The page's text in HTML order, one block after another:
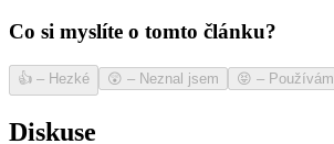
Co si myslíte o tomto článku?
👍 – Hezké 😲 – Neznal jsem 😝 – Používám
Diskuse